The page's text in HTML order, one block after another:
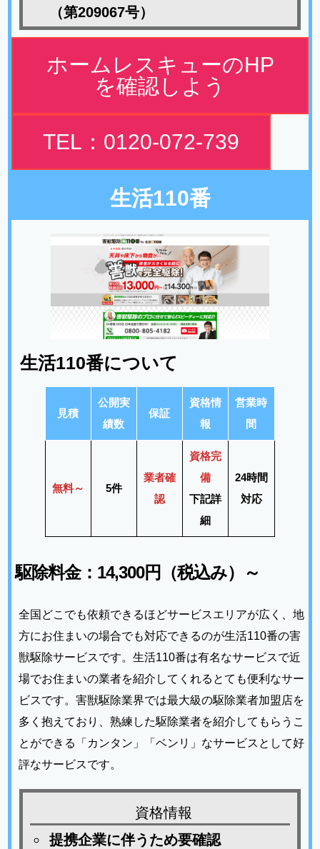
（第209067号）
ホームレスキューのHP
を確認しよう
TEL：0120-072-739
生活110番
生活110番について
見積
公開実
績数
保証
資格情
報
営業時
間
無料～ 5件
業者確
認
資格完
備
下記詳
細
24時間
対応
駆除料金：14,300円（税込み）～
全国どこでも依頼できるほどサービスエリアが広く、地
方にお住まいの場合でも対応できるのが生活110番の害
獣駆除サービスです。生活110番は有名なサービスで近
場でお住まいの業者を紹介してくれるとても便利なサー
ビスです。害獣駆除業界では最大級の駆除業者加盟店を
多く抱えており、熟練した駆除業者を紹介してもらうこ
とができる「カンタン」「ベンリ」なサービスとして好
評なサービスです。
資格情報
提携企業に伴うため要確認